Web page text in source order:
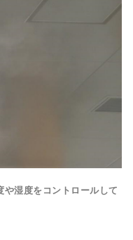
湿度をコントロールして